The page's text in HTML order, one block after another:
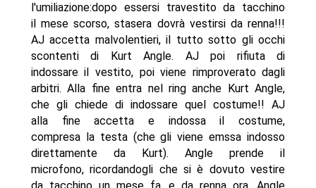
l'umiliazione:dopo essersi travestito da tacchino
il mese scorso, stasera dovrà vestirsi da renna!!!
AJ accetta malvolentieri, il tutto sotto gli occhi
scontenti di Kurt Angle. AJ poi rifiuta di
indossare il vestito, poi viene rimproverato dagli
arbitri. Alla fine entra nel ring anche Kurt Angle,
che gli chiede di indossare quel costume!! AJ
alla fine accetta e indossa il costume,
compresa la testa (che gli viene emssa indosso
direttamente da Kurt). Angle prende il
microfono, ricordandogli che si è dovuto vestire